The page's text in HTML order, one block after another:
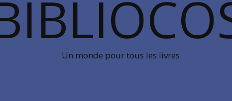
Un monde pour tous les livres